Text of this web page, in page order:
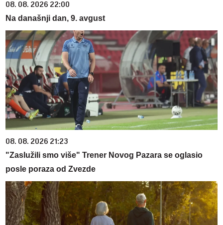
08. 08. 2026 22:00
Na današnji dan, 9. avgust
08. 08. 2026 21:23
"Zaslužili smo više" Trener Novog Pazara se oglasio
posle poraza od Zvezde